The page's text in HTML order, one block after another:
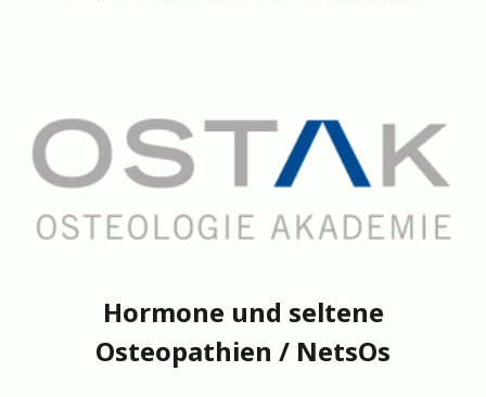
Hormone und seltene
Osteopathien / NetsOs